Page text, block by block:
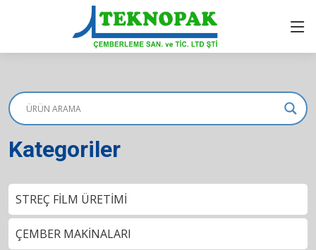
Kategoriler
STREÇ FİLM ÜRETİMİ
ÇEMBER MAKİNALARI